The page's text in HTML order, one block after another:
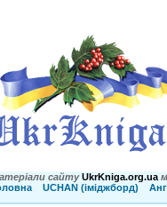
сайту UkrKniga.org.ua
UCHAN (іміджборд)